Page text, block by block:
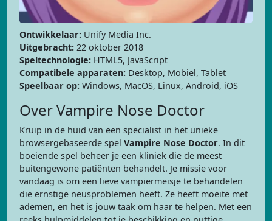
Ontwikkelaar: Unify Media Inc.
Uitgebracht: 22 oktober 2018
Speltechnologie: HTML5, JavaScript
Compatibele apparaten: Desktop, Mobiel, Tablet
Speelbaar op: Windows, MacOS, Linux, Android, iOS
Over Vampire Nose Doctor
Kruip in de huid van een specialist in het unieke
browsergebaseerde spel Vampire Nose Doctor. In dit
boeiende spel beheer je een kliniek die de meest
buitengewone patiënten behandelt. Je missie voor
vandaag is om een lieve vampiermeisje te behandelen
die ernstige neusproblemen heeft. Ze heeft moeite met
ademen, en het is jouw taak om haar te helpen. Met een